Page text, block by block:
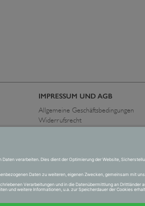
IMPRESSUM UND AGB
Allgemeine Geschäftsbedingungen
Widerrufsrecht
Versand und Zahlung